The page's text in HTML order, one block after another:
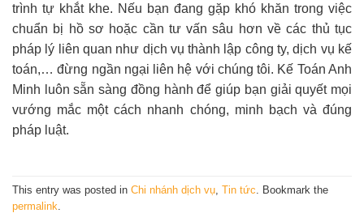
trình tự khắt khe. Nếu bạn đang gặp khó khăn trong việc
chuẩn bị hồ sơ hoặc cần tư vấn sâu hơn về các thủ tục
pháp lý liên quan như dịch vụ thành lập công ty, dịch vụ kế
toán,… đừng ngần ngại liên hệ với chúng tôi. Kế Toán Anh
Minh luôn sẵn sàng đồng hành để giúp bạn giải quyết mọi
vướng mắc một cách nhanh chóng, minh bạch và đúng
pháp luật.
This entry was posted in Chi nhánh dịch vụ Tin tức . Bookmark the
permalink